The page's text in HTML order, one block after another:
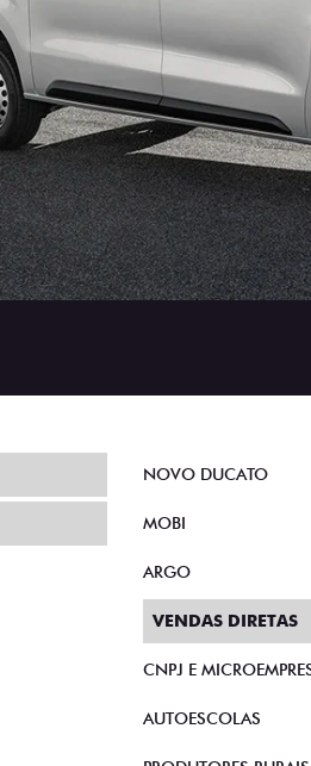
NOVO DUCATO
MOBI
ARGO
VENDAS DIRETAS
CNPJ E
AUTOESCOLAS